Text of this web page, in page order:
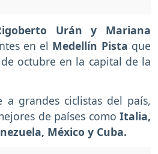
Urán y Mariana
en el Medellín Pista que
octubre en la capital de la
a grandes ciclistas del país,
de países como Italia,
México y Cuba.